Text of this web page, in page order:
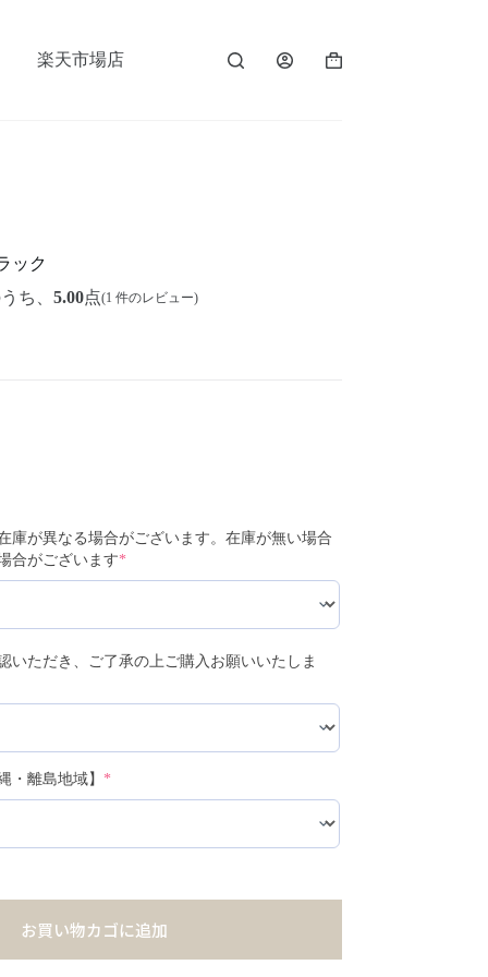
楽天市場店
ック
ち、 5.00点(1 件のレビュー)
庫が異なる場合がございます。在庫が無い場合
合がございます*
いただき、ご了承の上ご購入お願いいたしま
・離島地域】 *
お買い物カゴに追加